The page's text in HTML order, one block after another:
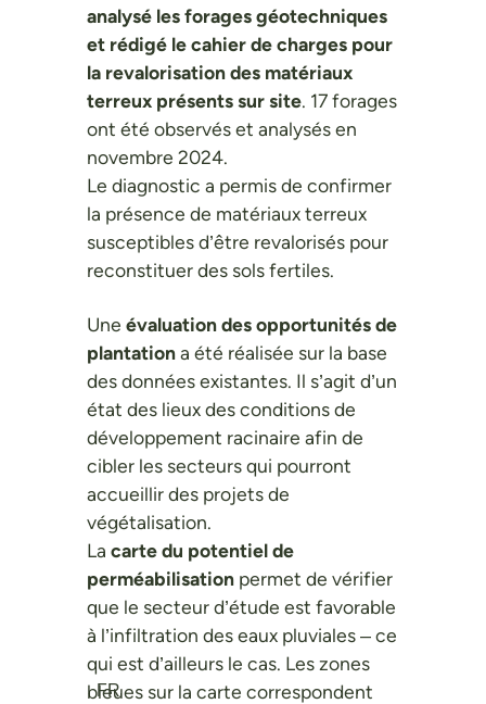
FR
analysé les forages géotechniques
et rédigé le cahier de charges pour
la revalorisation des matériaux
terreux présents sur site. 17 forages
ont été observés et analysés en
novembre 2024.
Le diagnostic a permis de confirmer
la présence de matériaux terreux
susceptibles d’être revalorisés pour
reconstituer des sols fertiles.
Une évaluation des opportunités de
plantationa été réalisée sur la base
des données existantes. Il s’agit d’un
état des lieux des conditions de
développement racinaire afin de
cibler les secteurs qui pourront
accueillir des projets de
végétalisation.
La carte du potentiel de
perméabilisation permet de vérifier
que le secteur d’étude est favorable
à l’infiltration des eaux pluviales – ce
qui est d’ailleurs le cas. Les zones
bleues sur la carte correspondent